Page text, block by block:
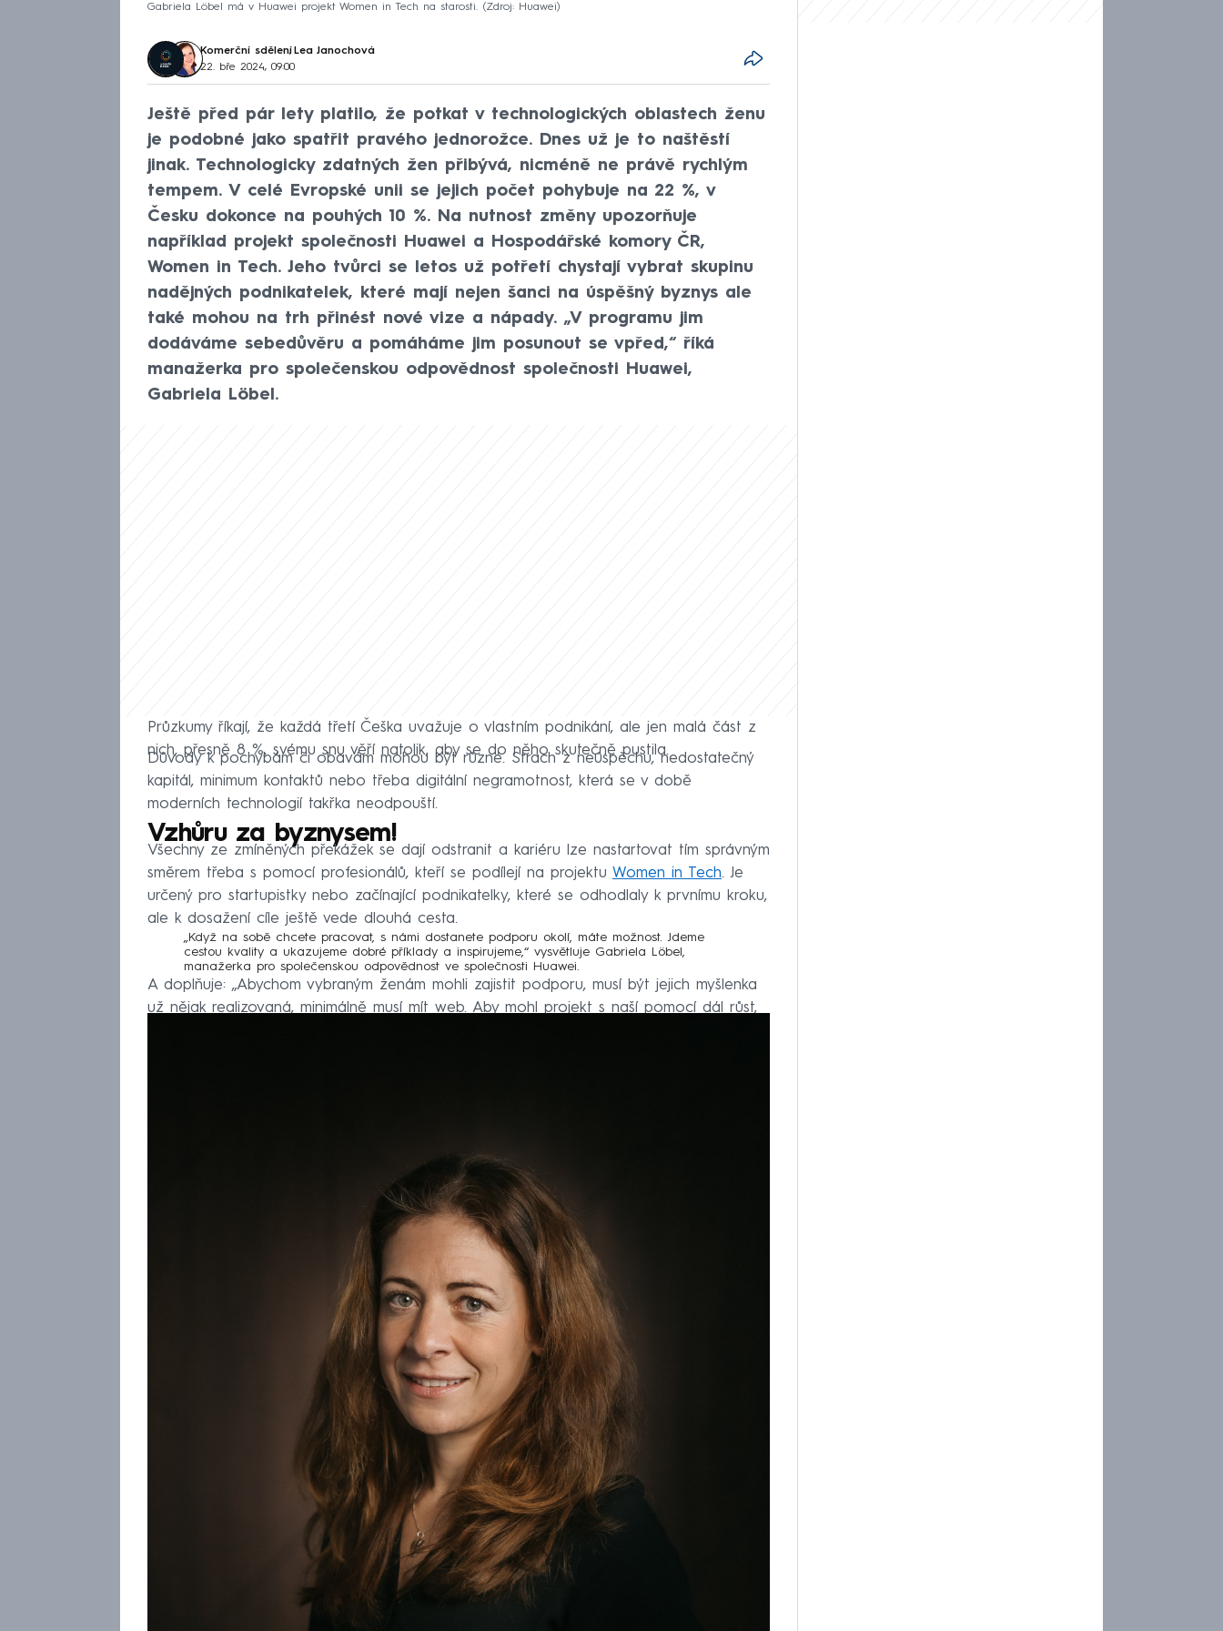
Gabriela Löbel má v Huawei projekt Women in Tech na starosti. Zdroj: Huawei
Komerční sdělení, Lea Janochová
22. bře 2024, 09:00
Ještě před pár lety platilo, že potkat v technologických oblastech ženu
je podobné jako spatřit pravého jednorožce. Dnes už je to naštěstí
jinak. Technologicky zdatných žen přibývá, nicméně ne právě rychlým
tempem. V celé Evropské unii se jejich počet pohybuje na 22 %, v
Česku dokonce na pouhých 10 %. Na nutnost změny upozorňuje
například projekt společnosti Huawei a Hospodářské komory ČR,
Women in Tech. Jeho tvůrci se letos už potřetí chystají vybrat skupinu
nadějných podnikatelek, které mají nejen šanci na úspěšný byznys ale
také mohou na trh přinést nové vize a nápady. „V programu jim
dodáváme sebedůvěru a pomáháme jim posunout se vpřed,“ říká
manažerka pro společenskou odpovědnost společnosti Huawei,
Gabriela Löbel.
Průzkumy říkají, že každá třetí Češka uvažuje o vlastním podnikání, ale jen malá část z
nich, přesně 8 %, svému snu věří natolik, aby se do něho skutečně pustila.
Důvody k pochybám či obavám mohou být různé. Strach z neúspěchu, nedostatečný
kapitál, minimum kontaktů nebo třeba digitální negramotnost, která se v době
moderních technologií takřka neodpouští.
Vzhůru za byznysem!
Všechny ze zmíněných překážek se dají odstranit a kariéru lze nastartovat tím správným
směrem třeba s pomocí profesionálů, kteří se podílejí na projektu Women in Tech. Je
určený pro startupistky nebo začínající podnikatelky, které se odhodlaly k prvnímu kroku,
ale k dosažení cíle ještě vede dlouhá cesta.
„Když na sobě chcete pracovat, s námi dostanete podporu okolí, máte možnost. Jdeme
cestou kvality a ukazujeme dobré příklady a inspirujeme,“ vysvětluje Gabriela Löbel,
manažerka pro společenskou odpovědnost ve společnosti Huawei
A doplňuje: „Abychom vybraným ženám mohli zajistit podporu, musí být jejich myšlenka
už nějak realizovaná, minimálně musí mít web. Aby mohl projekt s naší pomocí dál růst,